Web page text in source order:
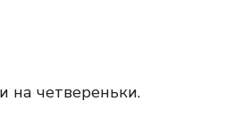
на четвереньки.